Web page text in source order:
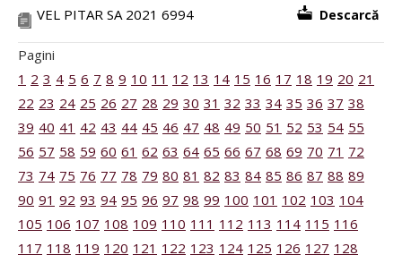
VEL PITAR SA 2021 6994 Descarcă
Pagini
1 2 3 4 5 6 7 8 9 10 11 12 13 14 15 16 17 18 19 20 21
22 23 24 25 26 27 28 29 30 31 32 33 34 35 36 37 38
39 40 41 42 43 44 45 46 47 48 49 50 51 52 53 54 55
56 57 58 59 60 61 62 63 64 65 66 67 68 69 70 71 72
73 74 75 76 77 78 79 80 81 82 83 84 85 86 87 88 89
90 91 92 93 94 95 96 97 98 99 100 101 102 103 104
105 106 107 108 109 110 111 112 113 114 115 116
117 118 119 120 121 122 123 124 125 126 127 128